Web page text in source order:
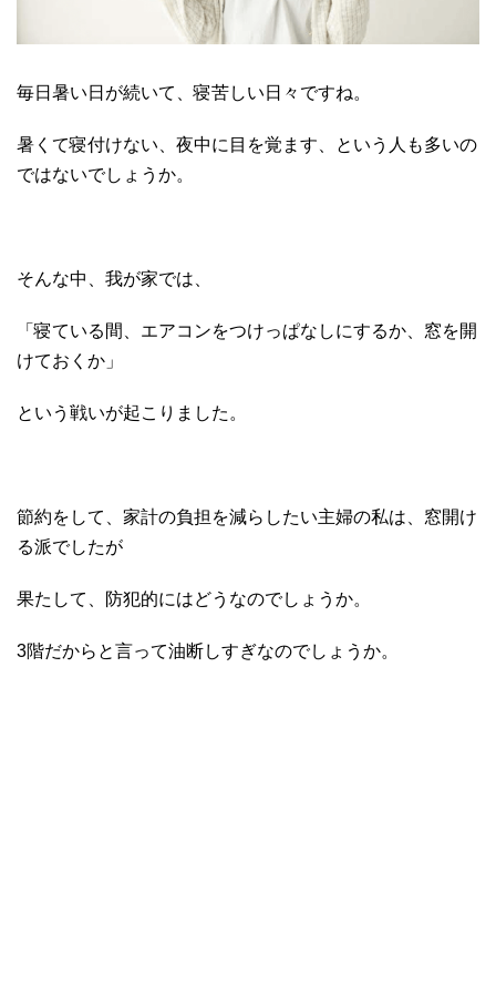
毎日暑い日が続いて、寝苦しい日々ですね。
暑くて寝付けない、夜中に目を覚ます、という人も多いの
ではないでしょうか。
そんな中、我が家では、
「寝ている間、エアコンをつけっぱなしにするか、窓を開
けておくか」
という戦いが起こりました。
節約をして、家計の負担を減らしたい主婦の私は、窓開け
る派でしたが
果たして、防犯的にはどうなのでしょうか。
3階だからと言って油断しすぎなのでしょうか。